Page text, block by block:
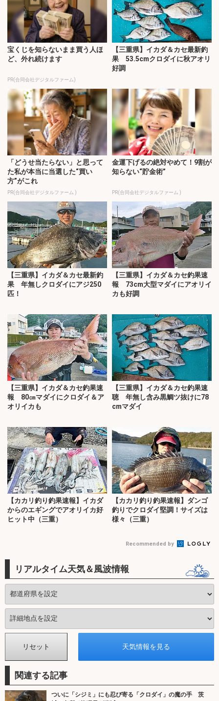
宝くじを知らないまま買う人ほ
ど、外れ続けます
PR(合同会社デジタルファーム)
【三重県】イカダ＆カセ最新釣
果 53.5cmクロダイに秋アオリ
好調
「どうせ当たらない」と思って
た私が本当に当選した“買い
方”がこれ
PR(合同会社デジタルファーム )
金運下げるの絶対やめて！9割が
知らない“貯金術”
PR(合同会社デジタルファーム )
【三重県】イカダ＆カセ最新釣
果 年無しクロダイにアジ250
匹！
【三重県】イカダ＆カセ釣果速
報 73cm大型マダイにアオリイ
カも好調
【三重県】イカダ＆カセ釣果速
報 80㎝マダイにクロダイ＆ア
オリイカも
【三重県】イカダ＆カセ釣果速
聴 年無し含み黒鯛ツ抜けに78
cmマダイ
【カカリ釣り釣果速報】イカダ
からのエギングでアオリイカ好
ヒット中（三重）
【カカリ釣り釣果速報】ダンゴ
釣りでクロダイ堅調！サイズは
様々（三重）
Recommended by
リアルタイム天気＆風波情報
関連する記事
ついに「シジミ」にも忍び寄る「クロダイ」の魔の手 茨